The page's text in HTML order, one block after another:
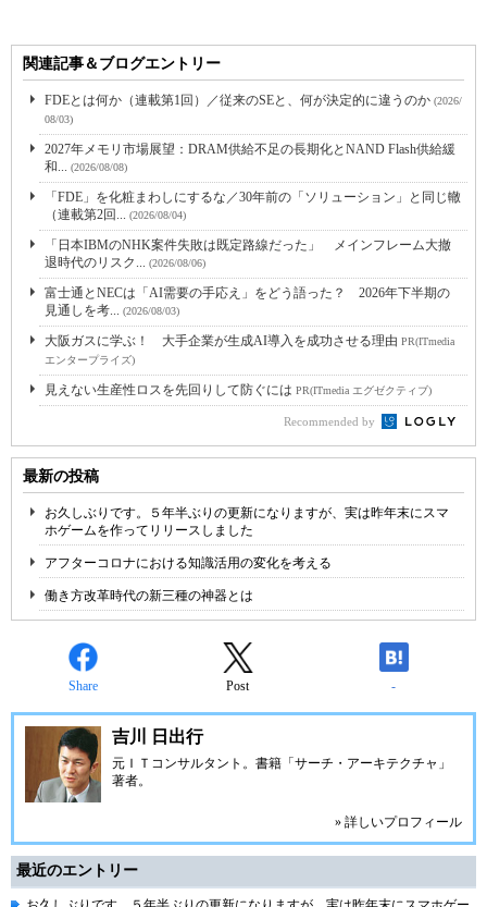
関連記事＆ブログエントリー
FDEとは何か（連載第1回）／従来のSEと、何が決定的に違うのか (2026/
08/03)
2027年メモリ市場展望：DRAM供給不足の長期化とNAND Flash供給緩
和... (2026/08/08)
「FDE」を化粧まわしにするな／30年前の「ソリューション」と同じ轍
（連載第2回... (2026/08/04)
「日本IBMのNHK案件失敗は既定路線だった」 メインフレーム大撤
退時代のリスク... (2026/08/06)
富士通とNECは「AI需要の手応え」をどう語った？ 2026年下半期の
見通しを考... (2026/08/03)
大阪ガスに学ぶ！ 大手企業が生成AI導入を成功させる理由 PR(ITmedia
エンタープライズ)
見えない生産性ロスを先回りして防ぐには PR(ITmedia エグゼクティブ)
Recommended by
最新の投稿
お久しぶりです。５年半ぶりの更新になりますが、実は昨年末にスマ
ホゲームを作ってリリースしました
アフターコロナにおける知識活用の変化を考える
働き方改革時代の新三種の神器とは
Share Post -
吉川 日出行
元ＩＴコンサルタント。書籍「サーチ・アーキテクチャ」
著者。
» 詳しいプロフィール
最近のエントリー